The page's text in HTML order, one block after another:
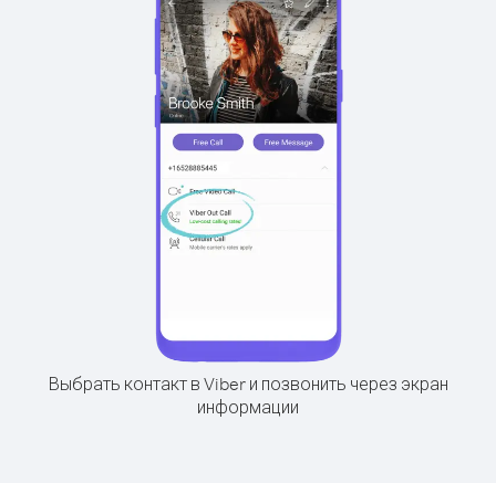
Выбрать контакт в Viber и позвонить через экран
информации